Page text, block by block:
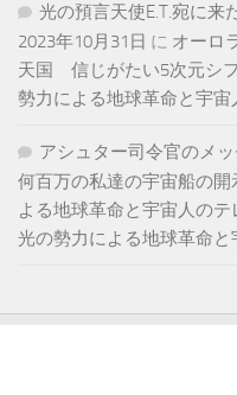
光の預言天使E.T.宛に
2023年10月31日 に オーロ
天国 信じがたい5次元シ
勢力による地球革命と宇宙
アシュター司令官のメ
何百万の私達の宇宙船の
よる地球革命と宇宙人の
光の勢力による地球革命と